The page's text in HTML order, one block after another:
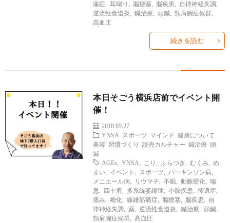
痛症
耳鳴り 脳梗塞 脳疾患 自律神経失調
逆流性食道炎
,鍼治療 ,頭鍼 ,頸肩腕症候群
高血圧
続きを読む
本日そごう横浜店前でイベント開
催！
2018.05.27
YNSA
スポーツ マインド
健康について
美容
習慣づくり 読売カルチャー 鍼治療
頭
鍼
AGEs
,YNSA こり ふらつき ,むくみ ,め
まい
イベント スポーツ パーキンソン病
メニエール病
リウマチ ,不眠 ,動脈硬化 ,喘
息
四十肩 多系統萎縮症 ,小脳疾患 ,後遺症
痛み
,糖化 ,線維筋痛症 脳梗塞 脳疾患
自
律神経失調
,薬 ,逆流性食道炎 ,鍼治療 ,頭鍼
頸肩腕症候群
,高血圧